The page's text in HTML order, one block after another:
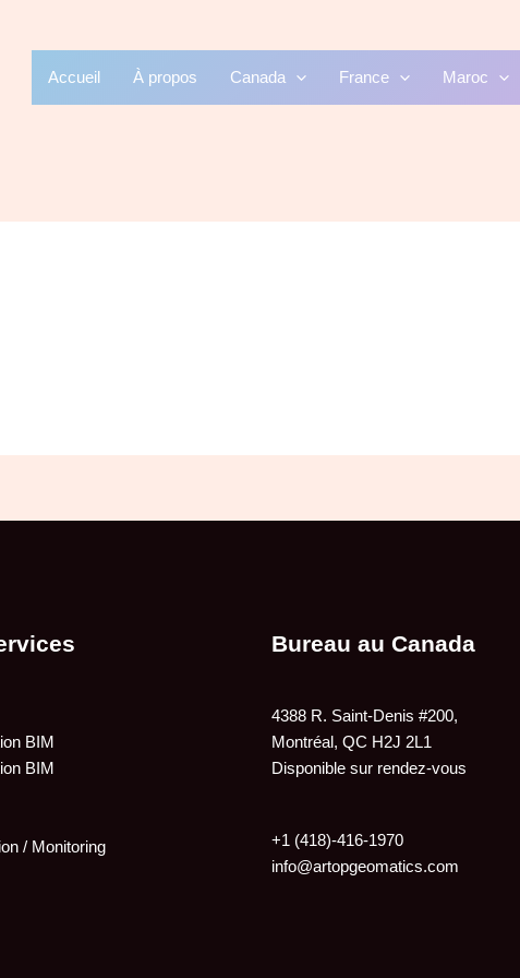
Accueil À propos Canada France Maroc
BIM
BIM
/ Monitoring
Bureau au Canada
4388 R. Saint-Denis #200,
Montréal, QC H2J 2L1
Disponible sur rendez-vous
+1 (418)-416-1970
info@artopgeomatics.com